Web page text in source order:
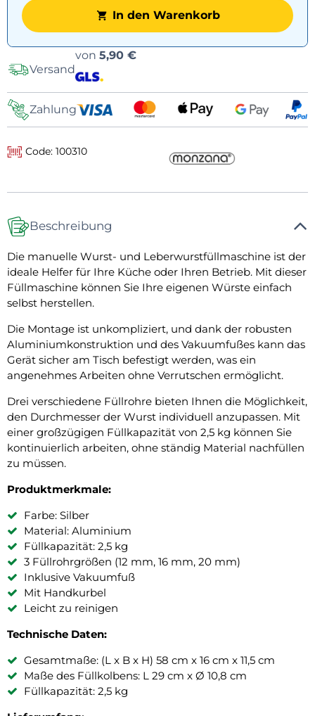
In den Warenkorb
Versand
von 5,90 €
Zahlung
Code: 100310
Beschreibung
Die manuelle Wurst- und Leberwurstfüllmaschine ist der
ideale Helfer für Ihre Küche oder Ihren Betrieb. Mit dieser
Füllmaschine können Sie Ihre eigenen Würste einfach
selbst herstellen.
Die Montage ist unkompliziert, und dank der robusten
Aluminiumkonstruktion und des Vakuumfußes kann das
Gerät sicher am Tisch befestigt werden, was ein
angenehmes Arbeiten ohne Verrutschen ermöglicht.
Drei verschiedene Füllrohre bieten Ihnen die Möglichkeit,
den Durchmesser der Wurst individuell anzupassen. Mit
einer großzügigen Füllkapazität von 2,5 kg können Sie
kontinuierlich arbeiten, ohne ständig Material nachfüllen
zu müssen.
Produktmerkmale:
Farbe: Silber
Material: Aluminium
Füllkapazität: 2,5 kg
3 Füllrohrgrößen (12 mm, 16 mm, 20 mm)
Inklusive Vakuumfuß
Mit Handkurbel
Leicht zu reinigen
Technische Daten:
Gesamtmaße: (L x B x H) 58 cm x 16 cm x 11,5 cm
Maße des Füllkolbens: L 29 cm x Ø 10,8 cm
Füllkapazität: 2,5 kg